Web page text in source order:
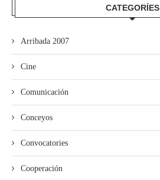
CATEGORÍES
Arribada 2007
Cine
Comunicación
Conceyos
Convocatories
Cooperación